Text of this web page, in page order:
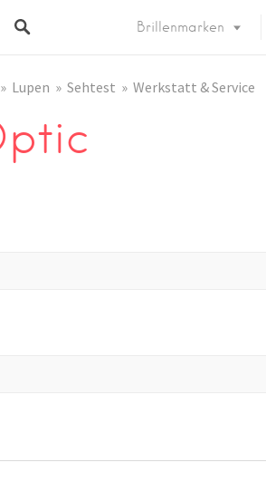
Brillenmarken
Lupen Sehtest Werkstatt & Service